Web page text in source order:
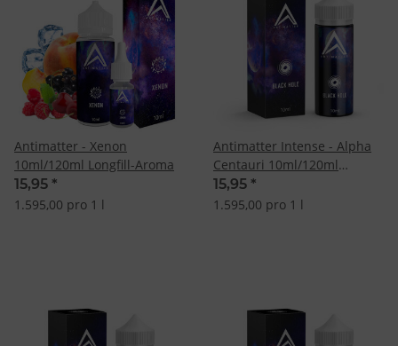
Antimatter - Xenon
10ml/120ml Longfill-Aroma
15,95 *
1.595,00 pro 1 l
Antimatter Intense - Alpha
Centauri 10ml/120ml
Longfill-Aroma
15,95 *
1.595,00 pro 1 l